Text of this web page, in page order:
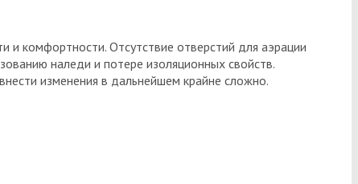
и комфортности. Отсутствие отверстий для аэрации
наледи и потере изоляционных свойств.
изменения в дальнейшем крайне сложно.